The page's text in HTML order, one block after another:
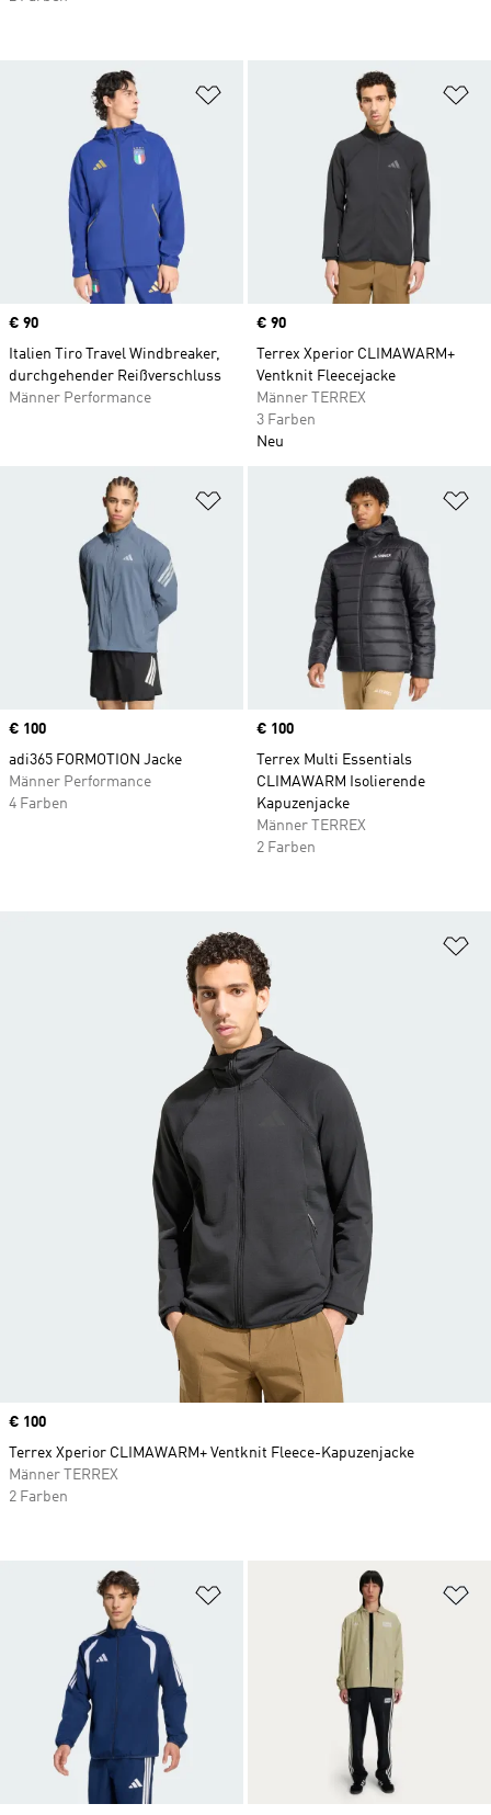
Zur Wunschliste hinzufügen
Price
€ 90
Italien Tiro Travel Windbreaker,
durchgehender Reißverschluss
Männer Performance
Price
€ 90
Terrex Xperior CLIMAWARM+
Ventknit Fleecejacke
Männer TERREX
3 Farben
Neu
Zur Wunschliste hinzufügen
Price
€ 100
adi365 FORMOTION Jacke
Männer Performance
4 Farben
Price
€ 100
Terrex Multi Essentials
CLIMAWARM Isolierende
Kapuzenjacke
Männer TERREX
2 Farben
Zur Wunschliste hinzufügen
Price
€ 100
Terrex Xperior CLIMAWARM+ Ventknit Fleece-Kapuzenjacke
Männer TERREX
2 Farben